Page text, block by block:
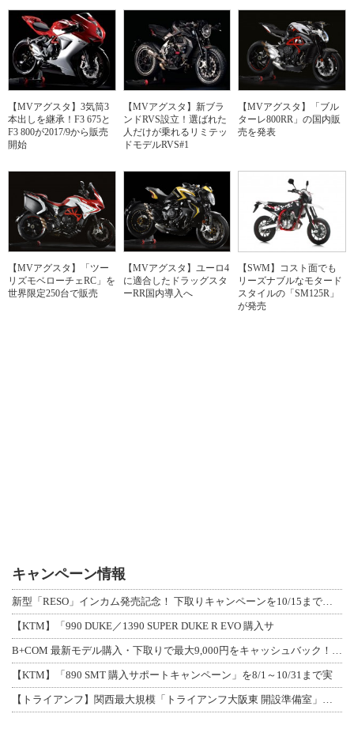
【MVアグスタ】3気筒3
本出しを継承！F3 675と
F3 800が2017/9から販売
開始
【MVアグスタ】新ブラ
ンドRVS設立！選ばれた
人だけが乗れるリミテッ
ドモデルRVS#1
【MVアグスタ】「ブル
ターレ800RR」の国内販
売を発表
【MVアグスタ】「ツー
リズモベローチェRC」を
世界限定250台で販売
【MVアグスタ】ユーロ4
に適合したドラッグスタ
ーRR国内導入へ
【SWM】コスト面でも
リーズナブルなモタード
スタイルの「SM125R」
が発売
キャンペーン情報
新型「RESO」インカム発売記念！ 下取りキャンペーンを10/15まで延長して開
【KTM】「990 DUKE／1390 SUPER DUKE R EVO 購入サ
B+COM 最新モデル購入・下取りで最大9,000円をキャッシュバック！「B+F
【KTM】「890 SMT 購入サポートキャンペーン」を8/1～10/31まで実
【トライアンフ】関西最大規模「トライアンフ大阪東 開設準備室」がオープン！ 限定